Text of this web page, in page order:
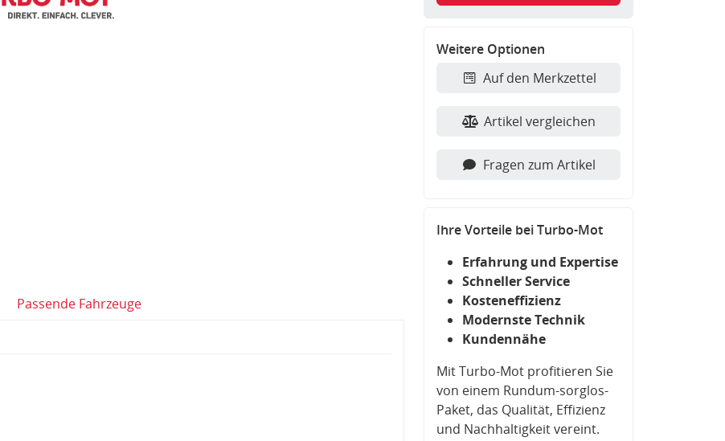
Passende Fahrzeuge
Weitere Optionen
Auf den Merkzettel
Artikel vergleichen
Fragen zum Artikel
Ihre Vorteile bei Turbo-Mot
Erfahrung und Expertise
Schneller Service
Kosteneffizienz
Modernste Technik
Kundennähe
Mit Turbo-Mot profitieren Sie
von einem Rundum-sorglos-
Paket, das Qualität, Effizienz
und Nachhaltigkeit vereint.